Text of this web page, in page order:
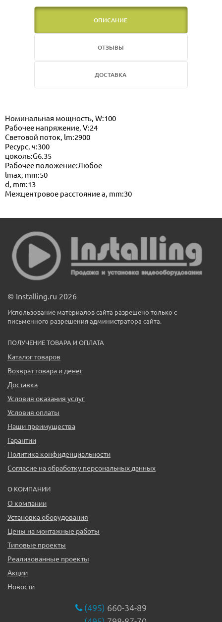
ОПИСАНИЕ
ОТЗЫВЫ
ДОСТАВКА
Номинальная мощность, W:100
Рабочее напряжение, V:24
Световой поток, lm:2900
Ресурс, ч:300
цоколь:G6.35
Рабочее положение:Любое
lmax, mm:50
d, mm:13
Межцентровое расстояние a, mm:30
© Installing.ru 2026
Использование материалов сайта разрешено только с
письменного разрешения администратора сайта.
ПОЛУЧЕНИЕ ТОВАРА И ОПЛАТА
Каталог товаров
Возврат товара и денег
Доставка
Условия оказания услуг
Условия оплаты
Наши преимущества
Гарантии
Политика конфиденциальности
Согласие на обработку персональных данных
О КОМПАНИИ
О компании
Установка оборудования
Цены на монтажные работы
Типовые проекты
Реализованные проекты
Акции
Новости
(495) 660-34-89